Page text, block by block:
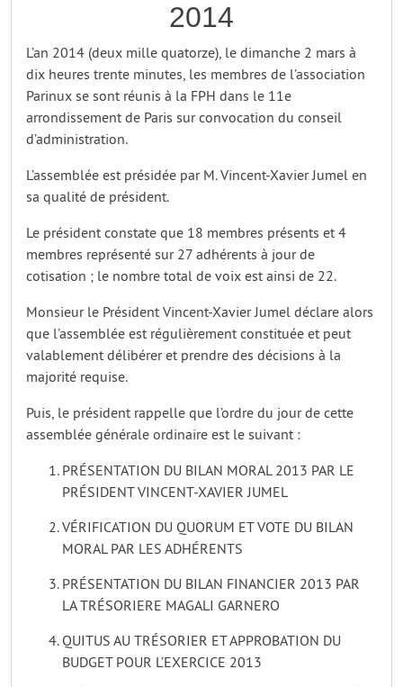
2014
L’an 2014 (deux mille quatorze), le dimanche 2 mars à
dix heures trente minutes, les membres de l’association
Parinux se sont réunis à la FPH dans le 11e
arrondissement de Paris sur convocation du conseil
d’administration.
L’assemblée est présidée par M. Vincent-Xavier Jumel en
sa qualité de président.
Le président constate que 18 membres présents et 4
membres représenté sur 27 adhérents à jour de
cotisation ; le nombre total de voix est ainsi de 22.
Monsieur le Président Vincent-Xavier Jumel déclare alors
que l’assemblée est régulièrement constituée et peut
valablement délibérer et prendre des décisions à la
majorité requise.
Puis, le président rappelle que l’ordre du jour de cette
assemblée générale ordinaire est le suivant :
PRÉSENTATION DU BILAN MORAL 2013 PAR LE
PRÉSIDENT VINCENT-XAVIER JUMEL
VÉRIFICATION DU QUORUM ET VOTE DU BILAN
MORAL PAR LES ADHÉRENTS
PRÉSENTATION DU BILAN FINANCIER 2013 PAR
LA TRÉSORIERE MAGALI GARNERO
QUITUS AU TRÉSORIER ET APPROBATION DU
BUDGET POUR L’EXERCICE 2013